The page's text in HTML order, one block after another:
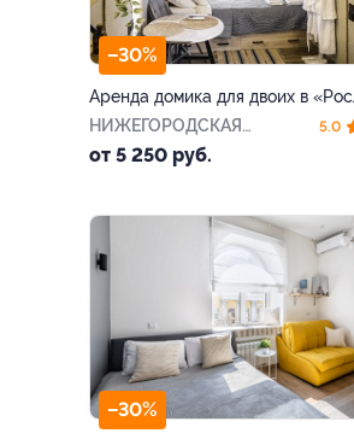
–30%
Аренда домика для двоих в
НИЖЕГОРОДСКАЯ
ОБЛАСТЬ
от 5 250 руб.
5.0
–30%